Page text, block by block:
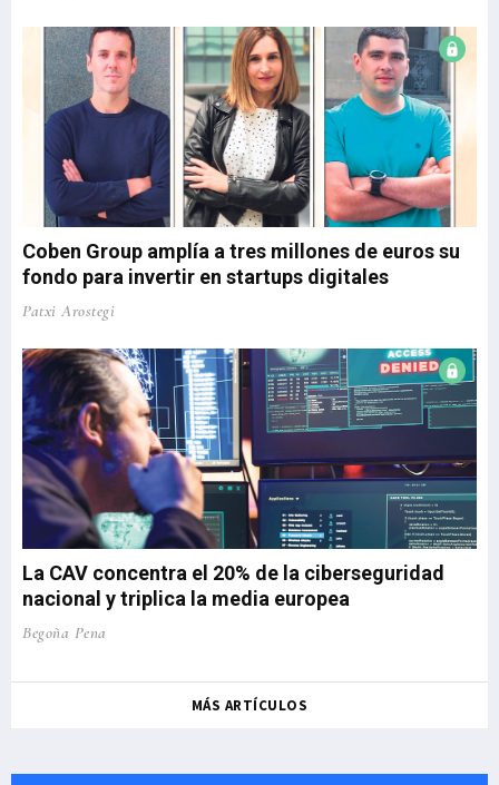
Coben Group amplía a tres millones de euros su
fondo para invertir en startups digitales
Patxi Arostegi
La CAV concentra el 20% de la ciberseguridad
nacional y triplica la media europea
Begoña Pena
MÁS ARTÍCULOS